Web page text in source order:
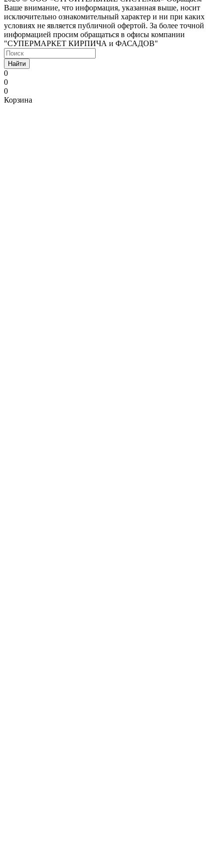
Ваше внимание, что информация, указанная выше, носит
исключительно ознакомительный характер и ни при каких
условиях не является публичной офертой. За более точной
информацией просим обращаться в офисы компании
"СУПЕРМАРКЕТ КИРПИЧА и ФАСАДОВ"
Найти
0
0
0
Корзина